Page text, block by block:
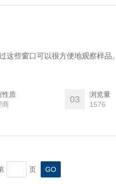
这些窗口可以很方便地观察样品。
性质
商
03
浏览量
1576
页